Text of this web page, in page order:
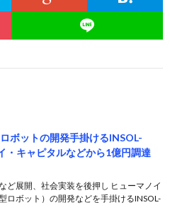
ボットの開発手掛けるINSOL-
・キャピタルなどから1億円調達
ど展開、社会実装を後押し ヒューマノイ
ロボット）の開発などを手掛けるINSOL-